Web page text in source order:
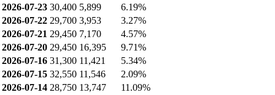
2026-07-23 30,400 5,899
6.19%
2026-07-22 29,700 3,953
3.27%
2026-07-21 29,450 7,170
4.57%
2026-07-20 29,450 16,395
9.71%
2026-07-16 31,300 11,421
5.34%
2026-07-15 32,550 11,546
2.09%
2026-07-14 28,750 13,747
11.09%